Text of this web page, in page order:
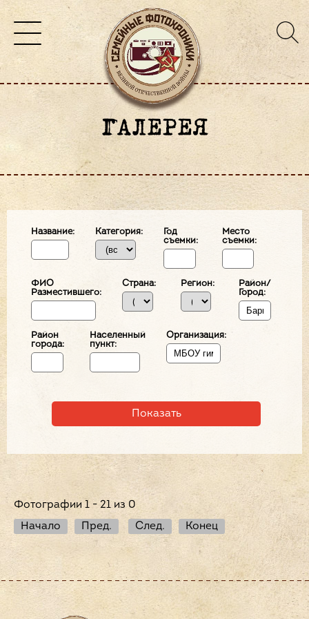
ГАЛЕРЕЯ
Название: Категория:
Год
съемки:
Место
съемки:
ФИО
Разместившего:
Страна: Регион:
Район/
Город:
Район
города:
Населенный
пункт:
Организация:
Фотографии 1 - 21 из 0
Начало
Пред. След. Конец